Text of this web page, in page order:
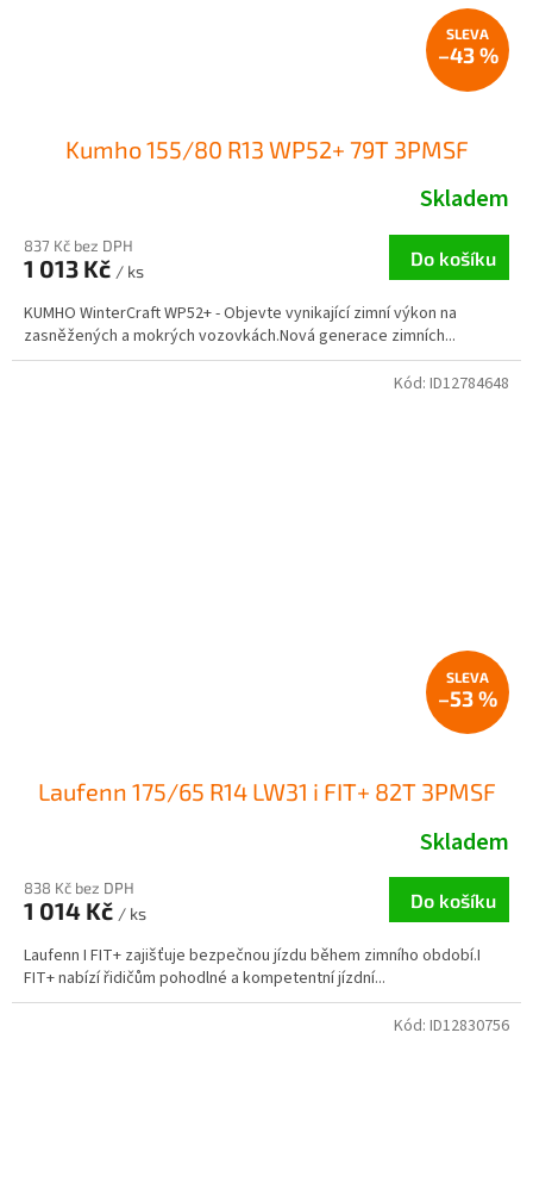
–43 %
Kumho 155/80 R13 WP52+ 79T 3PMSF
Skladem
837 Kč bez DPH
1 013 Kč / ks
Do košíku
KUMHO WinterCraft WP52+ - Objevte vynikající zimní výkon na
zasněžených a mokrých vozovkách.Nová generace zimních...
–53 %
Laufenn 175/65 R14 LW31 i FIT+ 82T 3PMSF
Skladem
838 Kč bez DPH
1 014 Kč / ks
Do košíku
Laufenn I FIT+ zajišťuje bezpečnou jízdu během zimního období.I
FIT+ nabízí řidičům pohodlné a kompetentní jízdní...
Kód: ID12784648
Kód: ID12830756